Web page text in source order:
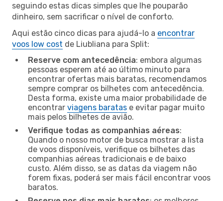
seguindo estas dicas simples que lhe pouparão
dinheiro, sem sacrificar o nível de conforto.
Aqui estão cinco dicas para ajudá-lo a encontrar
voos low cost de Liubliana para Split:
Reserve com antecedência: embora algumas
pessoas esperem até ao último minuto para
encontrar ofertas mais baratas, recomendamos
sempre comprar os bilhetes com antecedência.
Desta forma, existe uma maior probabilidade de
encontrar viagens baratas e evitar pagar muito
mais pelos bilhetes de avião.
Verifique todas as companhias aéreas:
Quando o nosso motor de busca mostrar a lista
de voos disponíveis, verifique os bilhetes das
companhias aéreas tradicionais e de baixo
custo. Além disso, se as datas da viagem não
forem fixas, poderá ser mais fácil encontrar voos
baratos.